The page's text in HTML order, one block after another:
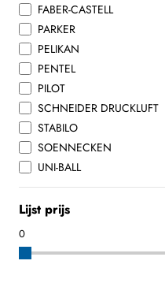
FABER-CASTELL
PARKER
PELIKAN
PENTEL
PILOT
SCHNEIDER DRUCKLUFT
STABILO
SOENNECKEN
UNI-BALL
Lijst prijs